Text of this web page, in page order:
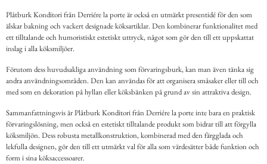
Plåtburk Konditori från Derriére la porte är också en utmärkt presentidé för den som
älskar bakning och vackert designade köksartiklar. Den kombinerar funktionalitet med
ett tilltalande och humoristiskt estetiskt uttryck, något som gör den till ett uppskattat
inslag i alla köksmiljöer.
Förutom dess huvudsakliga användning som förvaringsburk, kan man även tänka sig
andra användningsområden. Den kan användas för att organisera småsaker eller till och
med som en dekoration på hyllan eller köksbänken på grund av sin attraktiva design.
Sammanfattningsvis är Plåtburk Konditori från Derriére la porte inte bara en praktisk
förvaringslösning, men också en estetiskt tilltalande produkt som bidrar till att förgylla
köksmiljön. Dess robusta metallkonstruktion, kombinerad med den färgglada och
lekfulla designen, gör den till ett utmärkt val för alla som värdesätter både funktion och
form i sina köksaccessoarer.